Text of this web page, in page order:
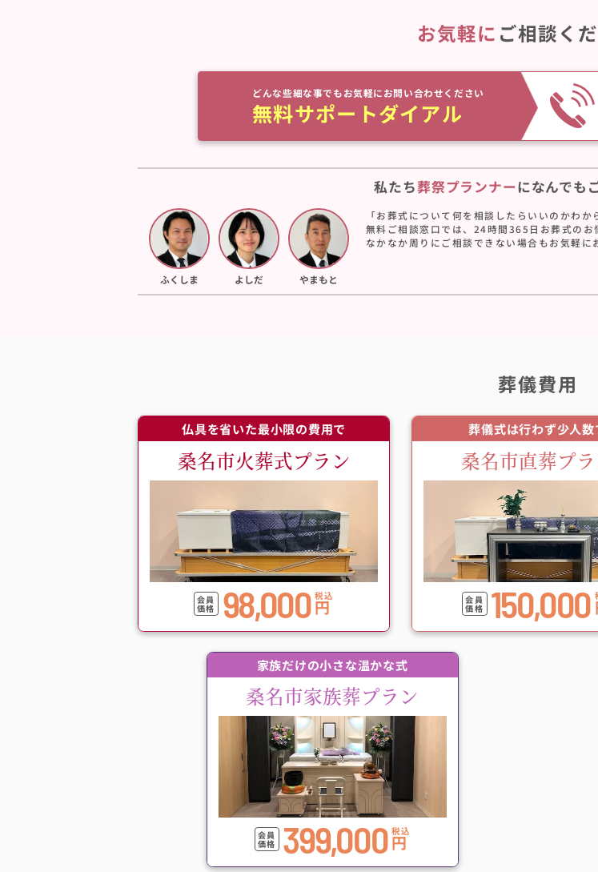
お気軽に ご相談く
どんな些細な事でもお気軽にお問い合わせください
無料サポートダイアル
私たち葬祭プランナーになんでも
ふくしま よしだ やまもと
「お葬式について何を相談したらいいのかわ
無料ご相談窓口では、24時間365日お葬式のお
なかなか周りにご相談できない場合もお気軽に
葬儀費用
仏具を省いた最小限の費用で
桑名市火葬式プラン
会員
価格 98,000 税込
円
葬儀式は行わず少人数
桑名市直葬プ
会員
価格 150,000
家族だけの小さな温かな式
桑名市家族葬プラン
会員
価格 399,000 税込
円